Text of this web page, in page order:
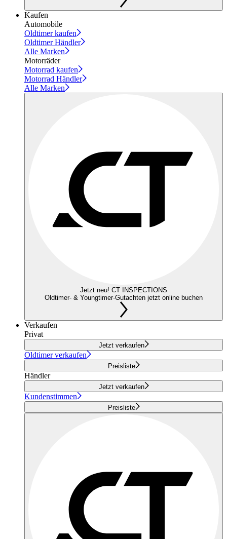
Kaufen
Automobile
Oldtimer kaufen
Oldtimer Händler
Alle Marken
Motorräder
Motorrad kaufen
Motorrad Händler
Alle Marken
Jetzt neu! CT INSPECTIONS
Oldtimer- & Youngtimer-Gutachten jetzt online buchen
Verkaufen
Privat
Jetzt verkaufen
Oldtimer verkaufen
Preisliste
Händler
Jetzt verkaufen
Kundenstimmen
Preisliste